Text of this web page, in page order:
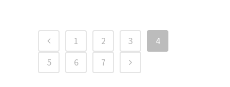
1 2 3
4
5
6 7